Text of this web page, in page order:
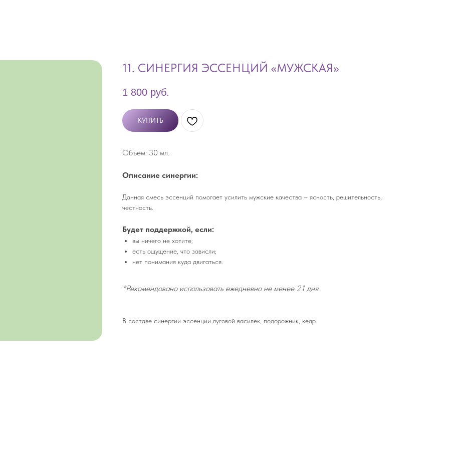
11. СИНЕРГИЯ ЭССЕНЦИЙ «МУЖСКАЯ»
1 800 руб.
КУПИТЬ
Объем: 30 мл.
Описание синергии:
Данная смесь эссенций помогает усилить мужские качества – ясность, решительность,
честность.
Будет поддержкой, если:
вы ничего не хотите;
есть ощущение, что зависли;
нет понимания куда двигаться.
*Рекомендовано использовать ежедневно не менее 21 дня.
В составе синергии эссенции луговой василек, подорожник, кедр.